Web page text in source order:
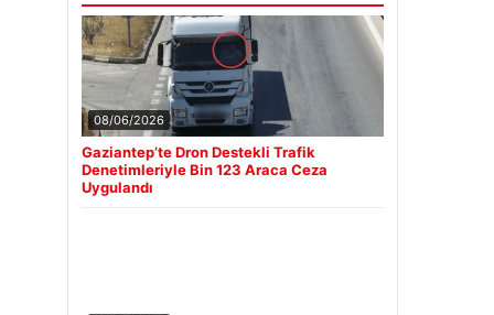
08/06/2026
Gaziantep’te Dron Destekli Trafik
Denetimleriyle Bin 123 Araca Ceza
Uygulandı